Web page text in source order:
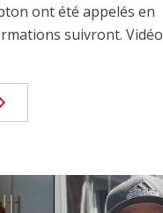
ont été appelés en
suivront. Vidéo